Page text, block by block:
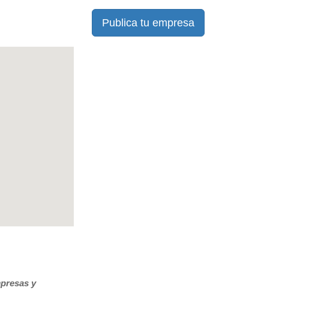
y
Publica tu empresa